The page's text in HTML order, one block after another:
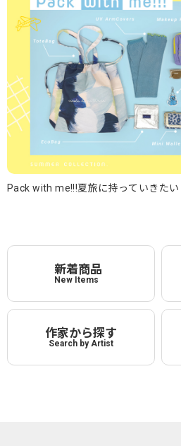
Pack with me!!!夏旅に持っていきた
新着商品
New Items
作家から探す
Search by Artist